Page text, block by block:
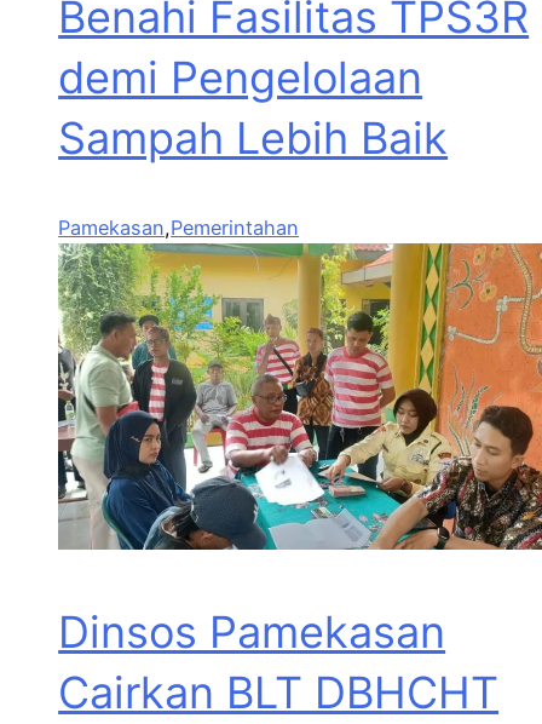
Benahi Fasilitas TPS3R
demi Pengelolaan
Sampah Lebih Baik
Pamekasan,Pemerintahan
Dinsos Pamekasan
Cairkan BLT DBHCHT